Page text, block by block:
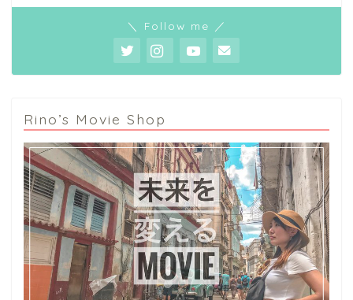
＼ Follow me ／
Rino’s Movie Shop